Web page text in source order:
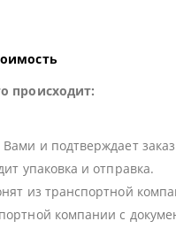
происходит:
и подтверждает
упаковка и отправка.
из транспортной
компании с